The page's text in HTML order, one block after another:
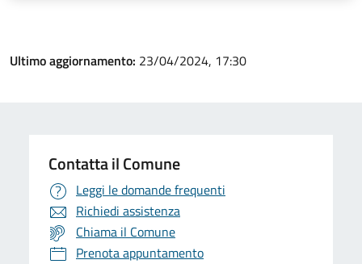
Ultimo aggiornamento: 23/04/2024, 17:30
Contatta il Comune
Leggi le domande frequenti
Richiedi assistenza
Chiama il Comune
Prenota appuntamento